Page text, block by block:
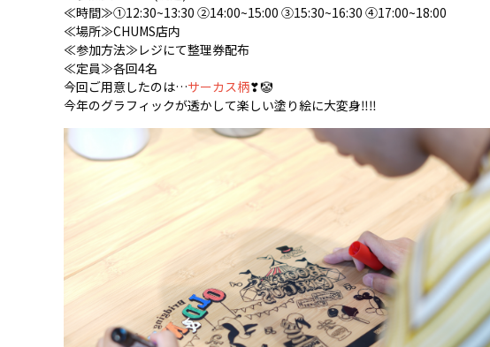
≪時間≫①12:30~13:30 ②14:00~15:00 ③15:30~16:30 ④17:00~18:00
≪場所≫CHUMS店内
≪参加方法≫レジにて整理券配布
≪定員≫各回4名
今回ご用意したのは…サーカス柄❣🤡
今年のグラフィックが透かして楽しい塗り絵に大変身‼‼